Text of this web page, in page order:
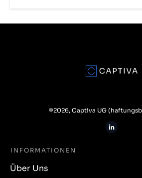
©2026, Captiva UG
INFORMATIONEN
Über Uns